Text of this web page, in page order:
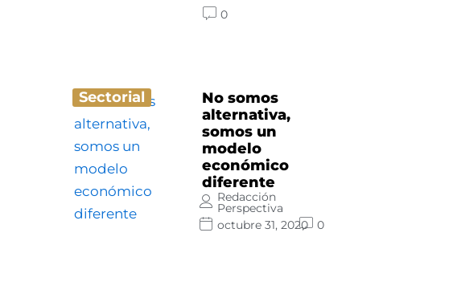
0
Sectorial
No somos
alternativa,
somos un
modelo
económico
diferente
Redacción
Perspectiva
octubre 31, 2020
0